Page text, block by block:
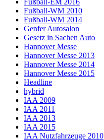
Fußball-EM 2016
Fußball-WM 2010
Fußball-WM 2014
Genfer Autosalon
Gesetz in Sachen Auto
Hannover Messe
Hannover Messe 2013
Hannover Messe 2014
Hannover Messe 2015
Headline
hybrid
IAA 2009
IAA 2011
IAA 2013
IAA 2015
IAA Nutzfahrzeuge 2010